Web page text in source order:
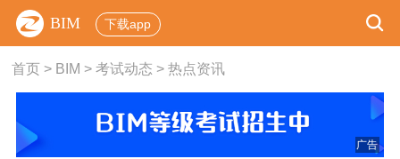
BIM 下载app
首页> BIM > 考试动态 > 热点资讯
广告